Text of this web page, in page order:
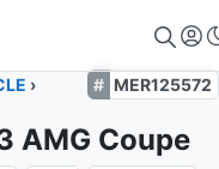
›
MER125572
AMG Coupe